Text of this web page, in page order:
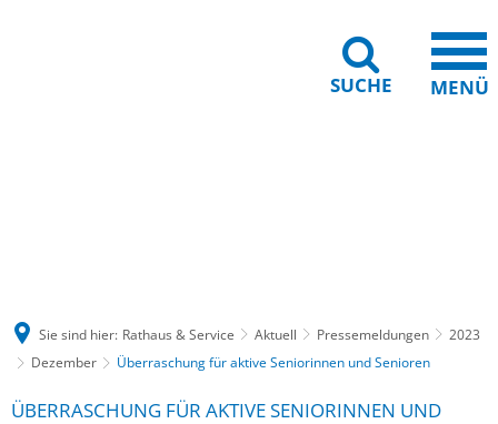
SUCHE MENÜ
Sie sind hier: Rathaus & Service Aktuell Pressemeldungen
2023
Dezember
Überraschung für aktive Seniorinnen und Senioren
ÜBERRASCHUNG FÜR AKTIVE SENIORINNEN UND